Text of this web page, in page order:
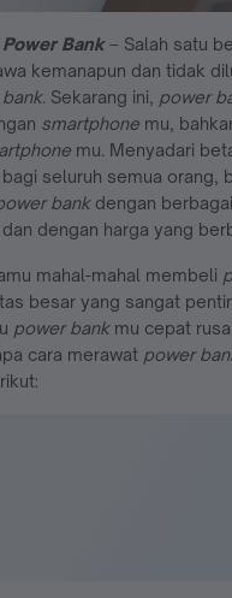
Bank– Salah satu
kemanapun dan tidak
. Sekarang ini, power
smartphone mu,
mu. Menyadari
seluruh semua orang,
bank dengan
dengan harga yang
mahal-mahal membeli
besar yang sangat
power bankmu cepat
cara merawat power